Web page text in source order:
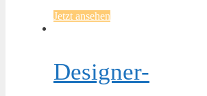
Jetzt ansehen
Designer-